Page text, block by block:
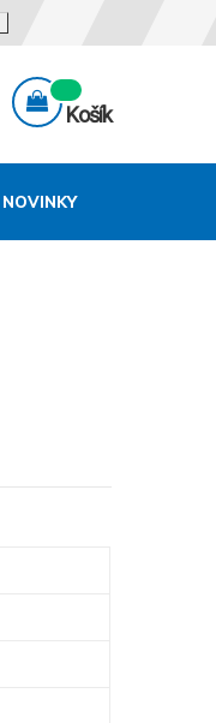
Košík
NOVINKY